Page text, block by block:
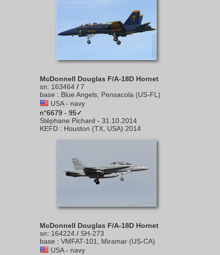
McDonnell Douglas F/A-18D Hornet
sn: 163464 / 7
base : Blue Angels, Pensacola (US-FL)
USA - navy
n°6679 - 95✓
Stéphane Pichard - 31.10.2014
KEFD : Houston (TX, USA) 2014
McDonnell Douglas F/A-18D Hornet
sn: 164224 / SH-273
base : VMFAT-101, Miramar (US-CA)
USA - navy